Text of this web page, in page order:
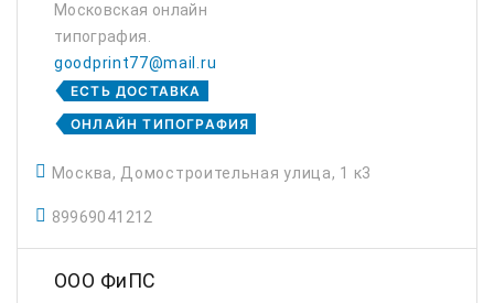
Московская онлайн
типография.
goodprint77@mail.ru
ЕСТЬ ДОСТАВКА
ОНЛАЙН ТИПОГРАФИЯ
Москва, Домостроительная улица, 1 к3
89969041212
ООО ФиПС